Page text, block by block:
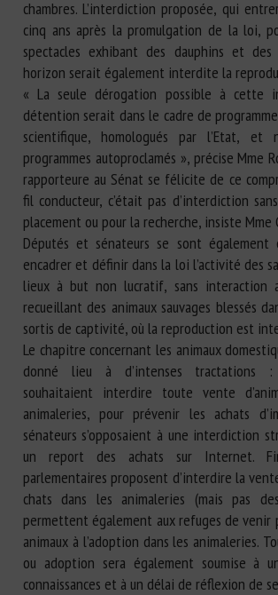
chambres. L’interdiction proposée, qui
cinq ans après la promulgation de la loi,
spectacles exhibant des dauphins et
horizon serait également interdite la
« La seule dérogation possible à cette
détention serait dans le cadre de
scientifique, homologués par l’Etat, et
programmes autoproclamés », précise Mme
rapporteure au Sénat se félicite de ce
fil conducteur, c’était pas d’interdiction
placement ou pour la recherche, insiste Mme
Députés et sénateurs se sont également
encadrer et définir dans la loi l’activité des
lieux à but non lucratif, sans interaction
recueillant des animaux sauvages blessés
sortis de captivité, où la reproduction est
Le chapitre concernant les animaux
donné lieu à d’intenses tractations
souhaitaient interdire toute vente
animaleries, pour prévenir les achats
sénateurs s’opposaient à une interdiction
un report des achats sur Internet.
parlementaires proposent d’interdire la
chats dans les animaleries (mais pas
permettent également aux refuges de venir
animaux à l’adoption dans les animaleries.
ou adoption sera également soumise à
connaissances et à un délai de réflexion de